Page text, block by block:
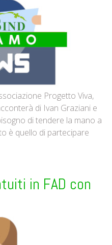
Progetto Viva,
di Ivan Graziani e
di tendere la mano a
è quello di partecipare
in FAD con